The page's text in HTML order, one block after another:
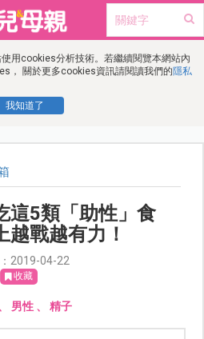
用cookies分析技術。若繼續閱覽本網站內
， 關於更多cookies資訊請閱讀我們的隱私
我知道了
這5類「助性」食
越戰越有力！
2019-04-22
收藏
男性、 精子